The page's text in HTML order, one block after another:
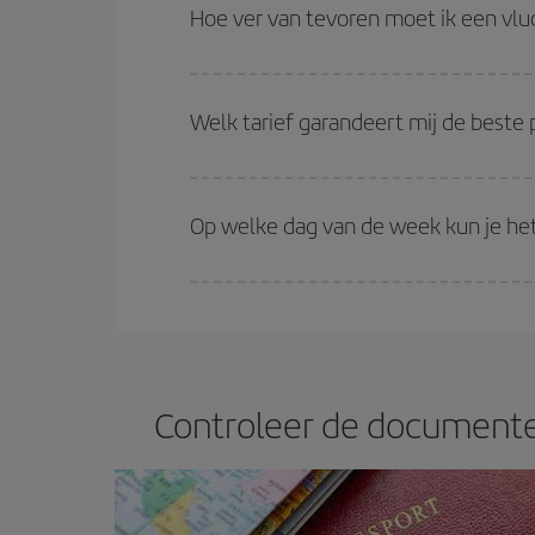
over het algemeen tot het hoogseizoen. En,
Hoe ver van tevoren moet ik een
(economy) tarieven beschikbaar zijn of zijn
Welk tarief garandeert mij de beste
Op welke dag van de week kun je
Controleer de